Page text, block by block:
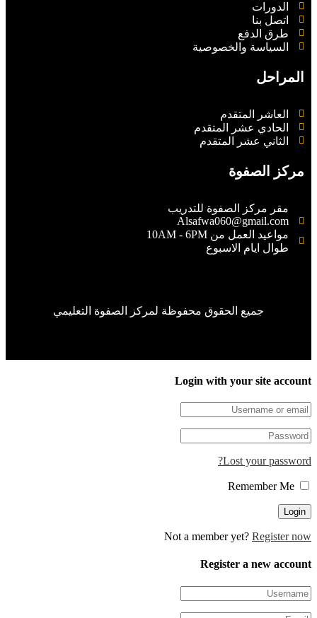
الدورات
اتصل بنا
طرق الدفع
السياسة والخصوصية
المراحل
العاشر المتقدم
الحادي عشر المتقدم
الثاني عشر المتقدم
مركز الصفوة
مقر مركز الصفوة للتدريب
Alsafwa060@gmail.com
مواعيد العمل من 10AM - 6PM
طوال ايام الاسبوع
جميع الحقوق محفوظة لمركز الصفوة التعليمي
Login with your site
Lost your
Remember Me
Not a member yet?Register
Register a new